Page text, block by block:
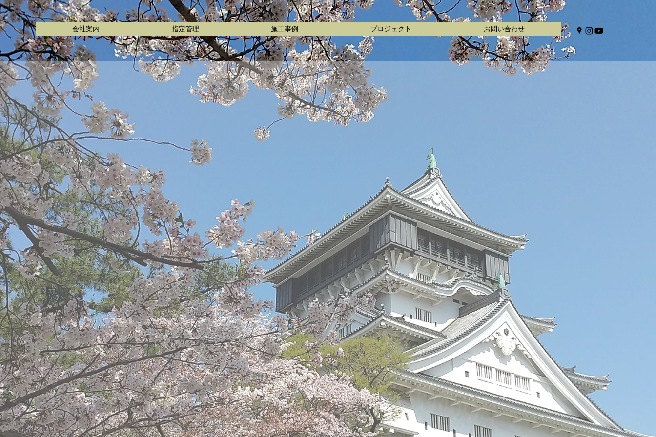
株式会社九州造園
会社案内 指定管理 施工事例 プロジェクト お問い合わせ
​創業69年の確かな実績と信頼
皆様の緑化都市の確固なる地盤として
​私たちについて ​施工事例
お問い合わせ